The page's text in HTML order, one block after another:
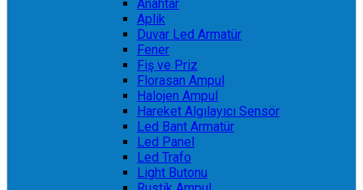
Anahtar
Aplik
Duvar Led Armatür
Fener
Fiş ve Priz
Florasan Ampul
Halojen Ampul
Hareket Algılayıcı Sensör
Led Bant Armatür
Led Panel
Led Trafo
Light Butonu